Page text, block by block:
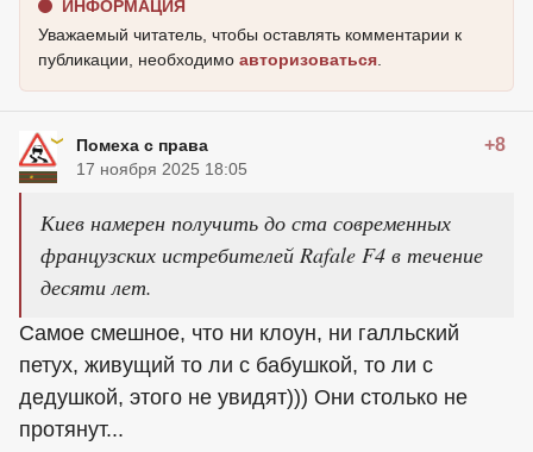
ИНФОРМАЦИЯ
Уважаемый читатель, чтобы оставлять комментарии к
публикации, необходимо авторизоваться
Помеха с права +8
17 ноября 2025 18:05
Киев намерен получить до ста современных
французских истребителей Rafale F4 в течение
десяти лет.
Самое смешное, что ни клоун, ни галльский
петух, живущий то ли с бабушкой, то ли с
дедушкой, этого не увидят))) Они столько не
протянут...